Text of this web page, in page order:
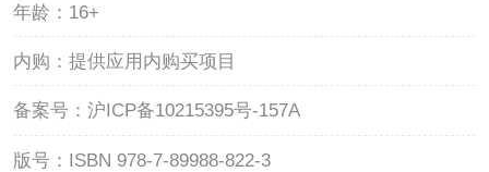
年龄： 16+
内购： 提供应用内购买项目
备案号： 沪ICP备10215395号-157A
版号： ISBN 978-7-89988-822-3